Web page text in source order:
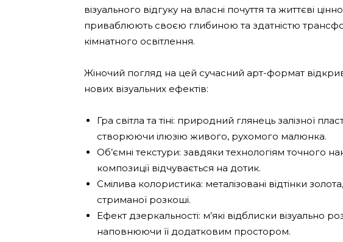
візуального відгуку на власні почуття та життєві
приваблюють своєю глибиною та здатністю
кімнатного освітлення.
Жіночий погляд на цей сучасний арт-формат
нових візуальних ефектів:
Гра світла та тіні: природний глянець залізної
створюючи ілюзію живого, рухомого малюнка.
Об’ємні текстури: завдяки технологіям точного
композиції відчувається на дотик.
Смілива колористика: металізовані відтінки
стриманої розкоші.
Ефект дзеркальності: м’які відблиски візуально
наповнюючи її додатковим простором.